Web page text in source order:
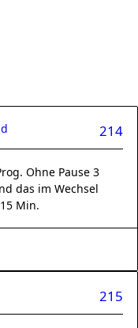
214
Ohne Pause 3
das im Wechsel
Min.
215